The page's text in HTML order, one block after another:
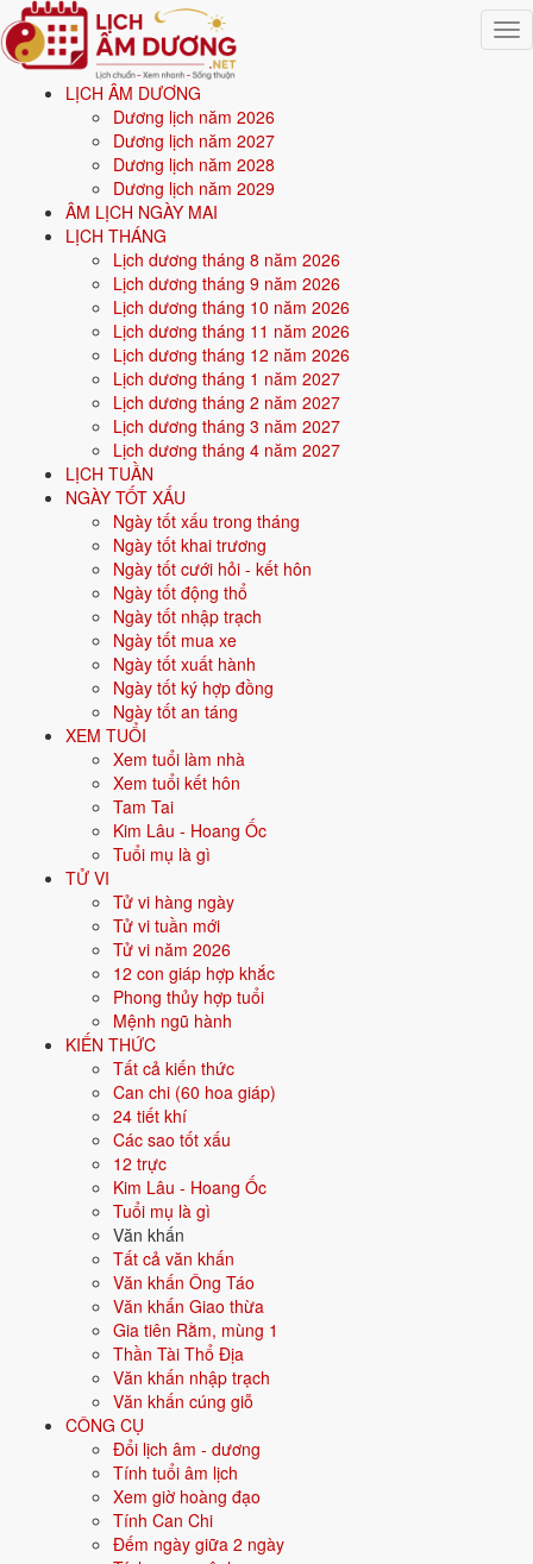
LỊCH ÂM DƯƠNG
Dương lịch năm 2026
Dương lịch năm 2027
Dương lịch năm 2028
Dương lịch năm 2029
ÂM LỊCH NGÀY MAI
LỊCH THÁNG
Lịch dương tháng 8 năm 2026
Lịch dương tháng 9 năm 2026
Lịch dương tháng 10 năm 2026
Lịch dương tháng 11 năm 2026
Lịch dương tháng 12 năm 2026
Lịch dương tháng 1 năm 2027
Lịch dương tháng 2 năm 2027
Lịch dương tháng 3 năm 2027
Lịch dương tháng 4 năm 2027
LỊCH TUẦN
NGÀY TỐT XẤU
Ngày tốt xấu trong tháng
Ngày tốt khai trương
Ngày tốt cưới hỏi - kết hôn
Ngày tốt động thổ
Ngày tốt nhập trạch
Ngày tốt mua xe
Ngày tốt xuất hành
Ngày tốt ký hợp đồng
Ngày tốt an táng
XEM TUỔI
Xem tuổi làm nhà
Xem tuổi kết hôn
Tam Tai
Kim Lâu - Hoang Ốc
Tuổi mụ là gì
TỬ VI
Tử vi hàng ngày
Tử vi tuần mới
Tử vi năm 2026
12 con giáp hợp khắc
Phong thủy hợp tuổi
Mệnh ngũ hành
KIẾN THỨC
Tất cả kiến thức
Can chi (60 hoa giáp)
24 tiết khí
Các sao tốt xấu
12 trực
Kim Lâu - Hoang Ốc
Tuổi mụ là gì
Văn khấn
Tất cả văn khấn
Văn khấn Ông Táo
Văn khấn Giao thừa
Gia tiên Rằm, mùng 1
Thần Tài Thổ Địa
Văn khấn nhập trạch
Văn khấn cúng giỗ
CÔNG CỤ
Đổi lịch âm - dương
Tính tuổi âm lịch
Xem giờ hoàng đạo
Tính Can Chi
Đếm ngày giữa 2 ngày
Trang chủ
Mệnh ngũ hành
Sinh năm 2011
Sinh năm2011mệnh gì? Tân Mão Tùng Bách Mộc -
mệnh Mộc
Người sinh năm 2011là tuổiTân Mão(con Mèo), nạp âm
-Gỗ tùng bách, mệnhMộc . Năm2026
dương).
Sinh năm2011(Tân Mão, con Mèo) thuộc mệnh
Bách Mộc.
Màu hợp:Xanh lá, Xanh lục.Hướng hợp:
Vận khí khi sinh:Vận 8 Bát Bạch Thổ (2004-2023) - Tích lũy, bất
2026: 16 tuổi mụ, năm Bính Ngọ - Bình hoà với Thái Tuế.
Sinh năm 2011 là tuổi gì, mệnh gì?
Người sinh năm2011là tuổiTân Mão
, mệnhMộc. Màu hợp gồm Xanh lá, Xanh lục; hướng hợp là
Đông, Đông Nam. Bảng dưới đây tóm tắt 10 chỉ số cốt lõi:
Năm sinh dương
Can chi
Mão - Con Mèo
Tùng Bách Mộc
Mệnh ngũ hành 🌿Mộc
Xanh lá
Hướng hợp Đông, Đông Nam
Hành tương sinh
Thủy (Thủy sinh Mộc); Hỏa (Mộc sinh
Hỏa)
Hành tương khắc Kim (Kim khắc Mộc); Thổ (Mộc khắc Thổ)
Tuổi năm 2026 16 tuổi mụ / 15 tuổi dương - Thiếu niên
Ý nghĩa nạp âm Tùng Bách Mộc
Người sinh năm2011mang nạp âm
Gỗ tùng bách. Đây là một trong các nạp âm thuộc hành
vòng 60 hoa giáp.
Tượng trưng cho cây cối, sự phát triển, sinh sôi. Người mệnh Mộc
nhân hậu, sáng tạo, linh hoạt.
Tìm hiểu chi tiết nạp âm Tùng Bách Mộc: màu hợp, hướng tốt, năm